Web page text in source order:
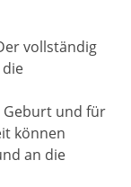
vollständig
Geburt und für
können
an die